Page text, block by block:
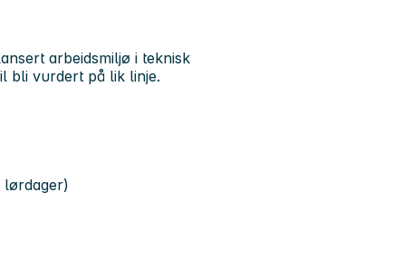
arbeidsmiljø i teknisk
bli vurdert på lik linje.
lørdager)